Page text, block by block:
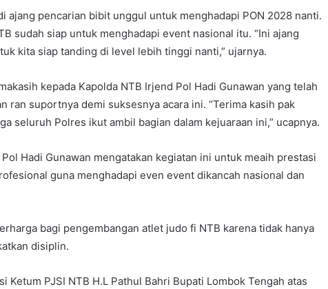
ajang pencarian bibit unggul untuk menghadapi PON 2028 nanti.
sudah siap untuk menghadapi event nasional itu. “Ini ajang
kita siap tanding di level lebih tinggi nanti,” ujarnya.
kepada Kapolda NTB Irjend Pol Hadi Gunawan yang telah
ran suportnya demi suksesnya acara ini. “Terima kasih pak
seluruh Polres ikut ambil bagian dalam kejuaraan ini,” ucapnya.
Hadi Gunawan mengatakan kegiatan ini untuk meaih prestasi
guna menghadapi even event dikancah nasional dan
bagi pengembangan atlet judo fi NTB karena tidak hanya
disiplin.
Ketum PJSI NTB H.L Pathul Bahri Bupati Lombok Tengah atas